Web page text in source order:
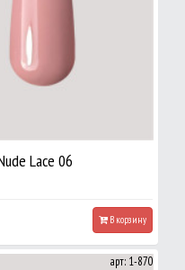
Lace 06
В корзину
арт: 1-870